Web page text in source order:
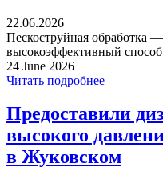
22.06.2026
Пескоструйная обработка
высокоэффективный
24 June 2026
Читать подробнее
Предоставили
высокого
в Жуковском